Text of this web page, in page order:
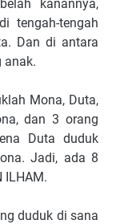
kanannya,
tengah-tengah
Dan di antara
anak.
Mona, Duta,
dan 3 orang
Duta duduk
Jadi, ada 8
ILHAM.
duduk di sana